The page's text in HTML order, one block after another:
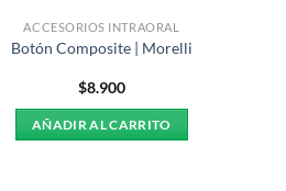
de
producto
ACCESORIOS INTRAORAL
Botón Composite | Morelli
$8.900
AÑADIR AL CARRITO